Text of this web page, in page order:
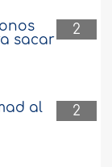
2
sacar
2
al